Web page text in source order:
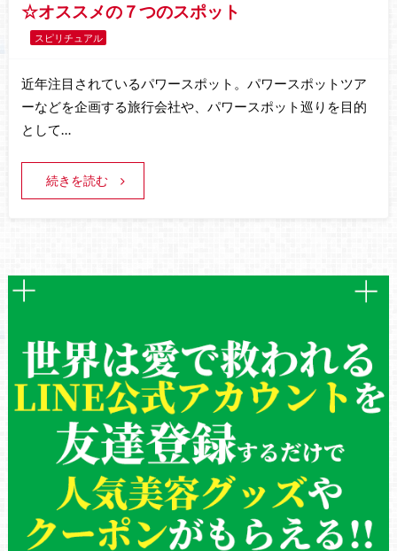
☆オススメの７つのスポット
スピリチュアル
近年注目されているパワースポット。パワースポットツア
ーなどを企画する旅行会社や、パワースポット巡りを目的
として…
続きを読む